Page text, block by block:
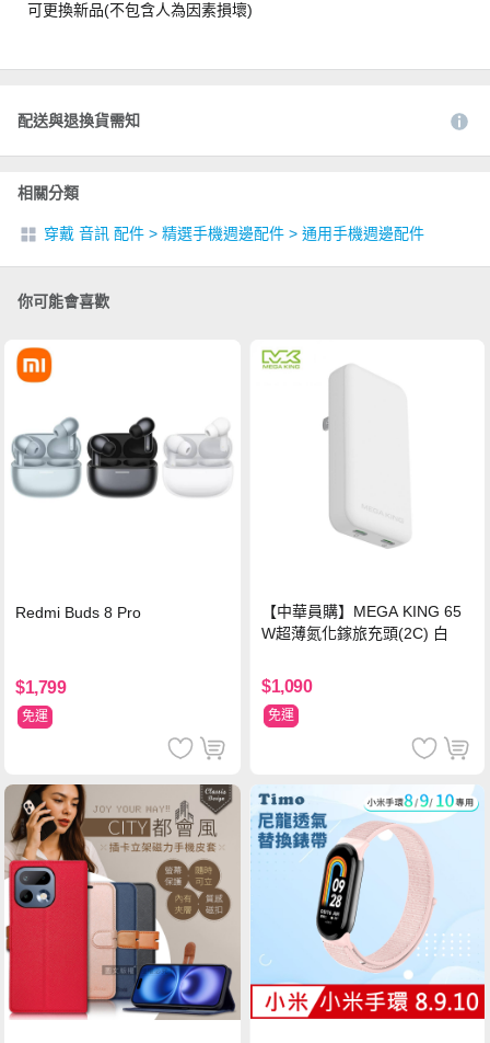
可更換新品(不包含人為因素損壞)
配送與退換貨需知
相關分類
穿戴 音訊 配件 > 精選手機週邊配件 > 通用手機週邊配件
你可能會喜歡
Redmi Buds 8 Pro
$1,799
免運
【中華員購】MEGA KING 65
W超薄氮化鎵旅充頭(2C) 白
$1,090
免運